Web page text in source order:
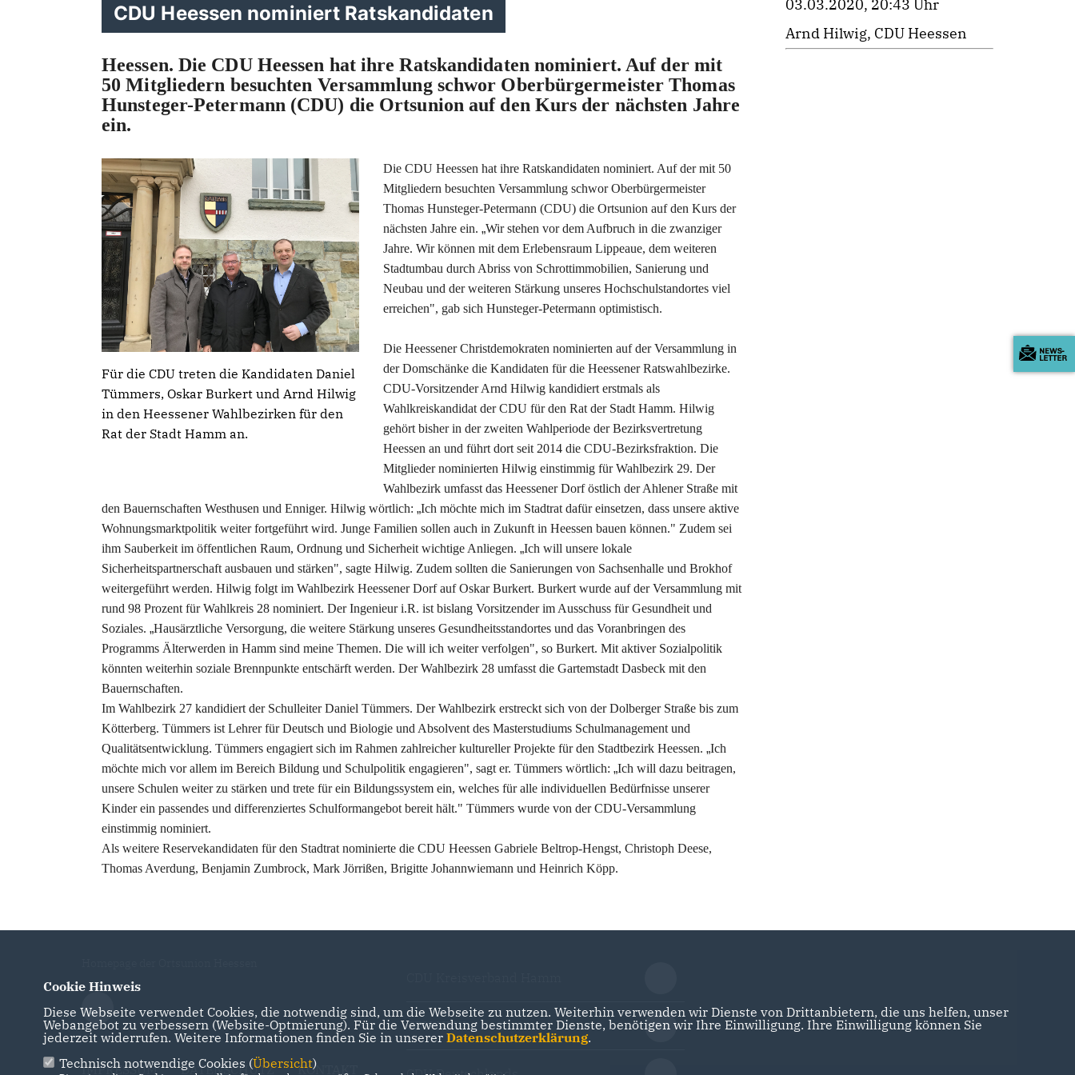
CDU Heessen nominiert Ratskandidaten
Heessen. Die CDU Heessen hat ihre Ratskandidaten nominiert. Auf der mit
50 Mitgliedern besuchten Versammlung schwor Oberbürgermeister Thomas
Hunsteger-Petermann (CDU) die Ortsunion auf den Kurs der nächsten Jahre
ein.
Für die CDU treten die Kandidaten Daniel
Tümmers, Oskar Burkert und Arnd Hilwig
in den Heessener Wahlbezirken für den
Rat der Stadt Hamm an.
Die CDU Heessen hat ihre Ratskandidaten nominiert. Auf der mit 50
Mitgliedern besuchten Versammlung schwor Oberbürgermeister
Thomas Hunsteger-Petermann (CDU) die Ortsunion auf den Kurs der
nächsten Jahre ein. Wir stehen vor dem Aufbruch in die zwanziger
Jahre. Wir können mit dem Erlebensraum Lippeaue, dem weiteren
Stadtumbau durch Abriss von Schrottimmobilien, Sanierung und
Neubau und der weiteren Stärkung unseres Hochschulstandortes viel
erreichen", gab sich Hunsteger-Petermann optimistisch.
Die Heessener Christdemokraten nominierten auf der Versammlung in
der Domschänke die Kandidaten für die Heessener Ratswahlbezirke.
CDU-Vorsitzender Arnd Hilwig kandidiert erstmals als
Wahlkreiskandidat der CDU für den Rat der Stadt Hamm. Hilwig
gehört bisher in der zweiten Wahlperiode der Bezirksvertretung
Heessen an und führt dort seit 2014 die CDU-Bezirksfraktion. Die
Mitglieder nominierten Hilwig einstimmig für Wahlbezirk 29. Der
Wahlbezirk umfasst das Heessener Dorf östlich der Ahlener Straße mit
den Bauernschaften Westhusen und Enniger. Hilwig wörtlich: Ich möchte mich im Stadtrat dafür einsetzen, dass unsere aktive
Wohnungsmarktpolitik weiter fortgeführt wird. Junge Familien sollen auch in Zukunft in Heessen bauen können." Zudem sei
ihm Sauberkeit im öffentlichen Raum, Ordnung und Sicherheit wichtige Anliegen. Ich will unsere lokale
Sicherheitspartnerschaft ausbauen und stärken", sagte Hilwig. Zudem sollten die Sanierungen von Sachsenhalle und Brokhof
weitergeführt werden. Hilwig folgt im Wahlbezirk Heessener Dorf auf Oskar Burkert. Burkert wurde auf der Versammlung mit
rund 98 Prozent für Wahlkreis 28 nominiert. Der Ingenieur i.R. ist bislang Vorsitzender im Ausschuss für Gesundheit und
Soziales. Hausärztliche Versorgung, die weitere Stärkung unseres Gesundheitsstandortes und das Voranbringen des
Programms Älterwerden in Hamm sind meine Themen. Die will ich weiter verfolgen", so Burkert. Mit aktiver Sozialpolitik
könnten weiterhin soziale Brennpunkte entschärft werden. Der Wahlbezirk 28 umfasst die Gartemstadt Dasbeck mit den
Bauernschaften.
Im Wahlbezirk 27 kandidiert der Schulleiter Daniel Tümmers. Der Wahlbezirk erstreckt sich von der Dolberger Straße bis zum
Kötterberg. Tümmers ist Lehrer für Deutsch und Biologie und Absolvent des Masterstudiums Schulmanagement und
Qualitätsentwicklung. Tümmers engagiert sich im Rahmen zahlreicher kultureller Projekte für den Stadtbezirk Heessen. Ich
möchte mich vor allem im Bereich Bildung und Schulpolitik engagieren", sagt er. Tümmers wörtlich: Ich will dazu beitragen,
unsere Schulen weiter zu stärken und trete für ein Bildungssystem ein, welches für alle individuellen Bedürfnisse unserer
Kinder ein passendes und differenziertes Schulformangebot bereit hält." Tümmers wurde von der CDU-Versammlung
einstimmig nominiert.
Als weitere Reservekandidaten für den Stadtrat nominierte die CDU Heessen Gabriele Beltrop-Hengst, Christoph Deese,
Thomas Averdung, Benjamin Zumbrock, Mark Jörrißen, Brigitte Johannwiemann und Heinrich Köpp.
03.03.2020, 20:43 Uhr
Arnd Hilwig, CDU Heessen
IMPRESSUM DATENSCHUTZ KONTAKT
CDU NRW
Cookie Hinweis
Diese Webseite verwendet Cookies, die notwendig sind, um die Webseite zu nutzen. Weiterhin verwenden wir Dienste von Drittanbietern, die uns helfen, unser
Webangebot zu verbessern (Website-Optmierung). Für die Verwendung bestimmter Dienste, benötigen wir Ihre Einwilligung. Ihre Einwilligung können Sie
jederzeit widerrufen. Weitere Informationen finden Sie in unserer Datenschutzerklärung.
Technisch notwendige Cookies (Übersicht)